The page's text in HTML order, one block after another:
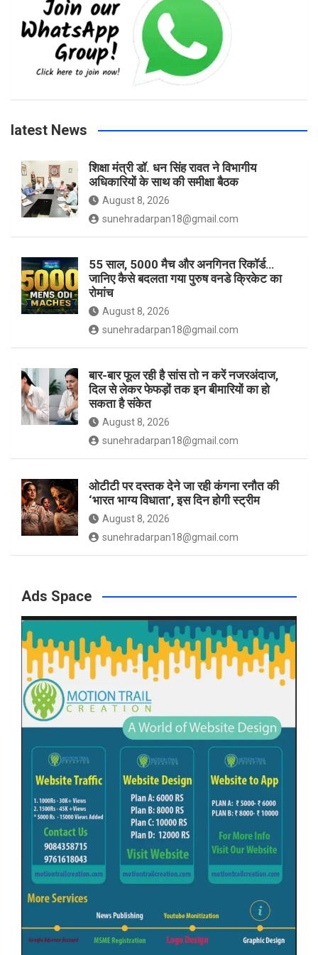
e
b
o
k
g
a
m
t
e b
latest News
शिक्षा मंत्री डॉ. धन सिंह रावत ने विभागीय
अधिकारियों के साथ की समीक्षा बैठक
August 8, 2026
sunehradarpan18@gmail.com
55 साल, 5000 मैच और अनगिनत रिकॉर्ड…
जानिए कैसे बदलता गया पुरुष वनडे क्रिकेट का
रोमांच
August 8, 2026
sunehradarpan18@gmail.com
बार-बार फूल रही है सांस तो न करें नजरअंदाज,
दिल से लेकर फेफड़ों तक इन बीमारियों का हो
सकता है संकेत
August 8, 2026
sunehradarpan18@gmail.com
ओटीटी पर दस्तक देने जा रही कंगना रनौत की
‘भारत भाग्य विधाता’, इस दिन होगी स्ट्रीम
August 8, 2026
sunehradarpan18@gmail.com
Ads Space